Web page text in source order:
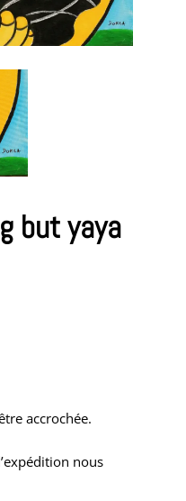
but yaya
accrochée.
nous